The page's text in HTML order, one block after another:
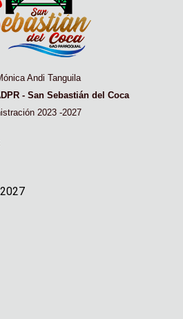
Andi Tanguila
- San Sebastián del Coca
2023 -2027